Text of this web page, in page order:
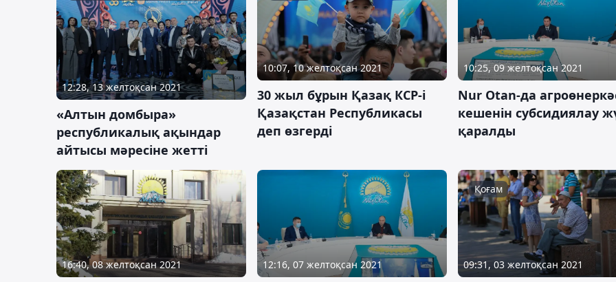
12:28, 13 желтоқсан 2021
«Алтын домбыра»
республикалық ақындар
айтысы мәресіне жетті
10:07, 10 желтоқсан 2021
30 жыл бұрын Қазақ КСР-і
Қазақстан Республикасы
деп өзгерді
10:25, 09 желтоқсан 2021
Nur Otan-да
кешенін субсидиялау
қаралды
16:40, 08 желтоқсан 2021 12:16, 07 желтоқсан 2021
Қоғам
09:31, 03 желтоқсан 2021